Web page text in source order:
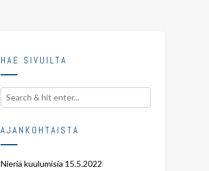
HAE SIVUILTA
AJANKOHTAISTA
Nieriä kuulumisia 15.5.2022